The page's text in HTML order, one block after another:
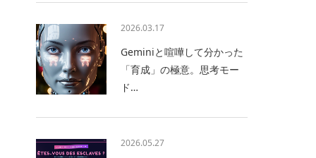
2026.03.17
Geminiと喧嘩して分かった
「育成」の極意。思考モー
ド…
2026.05.27